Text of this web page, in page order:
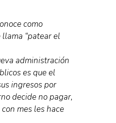
como
“patear el
administración
es que el
ingresos por
decide no pagar,
mes les hace